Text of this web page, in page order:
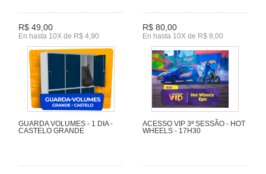
R$ 49,00
En hasta 10X de R$ 4,90
R$ 80,00
En hasta 10X de R$ 8,00
GUARDA VOLUMES - 1 DIA -
CASTELO GRANDE
ACESSO VIP 3ª SESSÃO - HOT
WHEELS - 17H30